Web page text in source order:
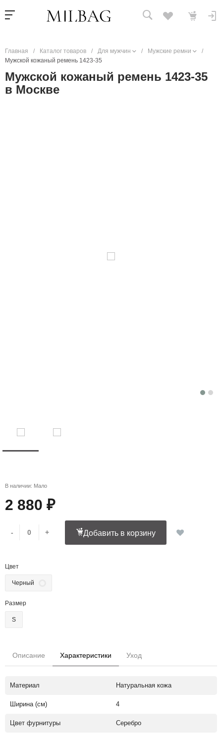
Главная / Каталог товаров / Для мужчин / Мужские ремни
/
Мужской кожаный ремень 1423-35
Мужской кожаный ремень 1423-35
в Москве
В наличии: Мало
2 880 ₽
- + Добавить в корзину
Цвет
Черный
Размер
S
Описание Характеристики Уход
Материал Натуральная кожа
Ширина (см) 4
Цвет фурнитуры Серебро